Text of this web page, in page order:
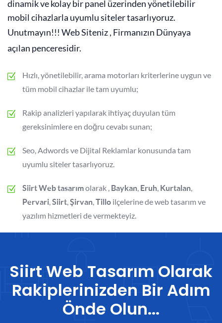
dinamik ve kolay bir panel üzerinden yönetilebilir
mobil cihazlarla uyumlu siteler tasarlıyoruz.
Unutmayın!!! Web Siteniz , Firmanızın Dünyaya
açılan penceresidir.
Hızlı, yönetilebilir, arama motorları kriterlerine uygun ve
tüm mobil cihazlar ile tam uyumlu;
Rakip analizleri yapılarak ihtiyaç duyulan tüm
gereksinimlere en doğru cevabı sunan;
Seo, Adwords ve Dijital Reklamlar konusunda tam
uyumlu siteler tasarlıyoruz.
Siirt Web tasarımolarak , Baykan, Eruh, Kurtalan,
Pervari,Siirt,Şirvan,Tillo ilçelerine de web tasarım ve
yazılım hizmetleri de vermekteyiz.
Siirt Web Tasarım Olarak
Rakiplerinizden Bir Adım
Önde Olun...